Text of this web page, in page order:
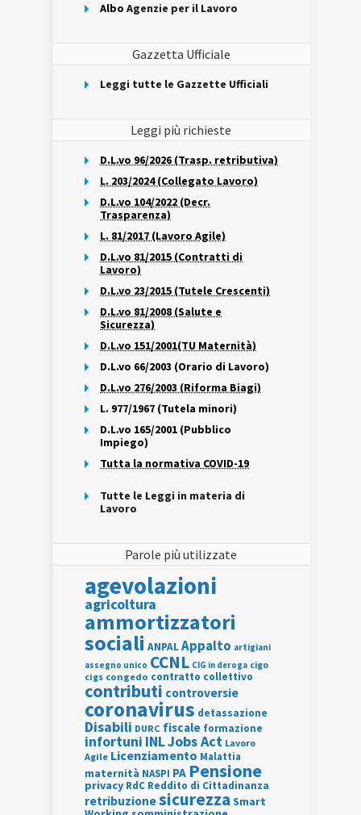
Albo Agenzie per il Lavoro
Gazzetta Ufficiale
Leggi tutte le Gazzette Ufficiali
Leggi più richieste
D.L.vo 96/2026 (Trasp. retributiva)
L. 203/2024 (Collegato Lavoro)
D.L.vo 104/2022 (Decr.
Trasparenza)
L. 81/2017 (Lavoro Agile)
D.L.vo 81/2015 (Contratti di
Lavoro)
D.L.vo 23/2015 (Tutele Crescenti)
D.L.vo 81/2008 (Salute e
Sicurezza)
D.L.vo 151/2001(TU Maternità)
D.L.vo 66/2003 (Orario di Lavoro)
D.L.vo 276/2003 (Riforma Biagi)
L. 977/1967 (Tutela minori)
D.L.vo 165/2001 (Pubblico
Impiego)
Tutta la normativa COVID-19
Tutte le Leggi in materia di
Lavoro
Parole più utilizzate
agevolazioni
agricoltura
ammortizzatori
sociali ANPALAppalto artigiani
assegno unico CCNL CIG in deroga cigo
cigs congedo contratto collettivo
contributi controversie
coronavirus detassazione
Disabili DURC fiscale formazione
infortuni INLJobs Act Lavoro
Agile Licenziamento Malattia
maternità NASPI PA Pensione
privacy RdC Reddito di Cittadinanza
retribuzionesicurezza Smart